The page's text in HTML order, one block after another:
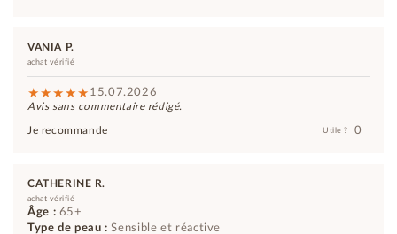
VANIA P.
achat vérifié
15.07.2026
Avis sans commentaire rédigé.
Je recommande Utile ? 0
CATHERINE R.
achat vérifié
Âge : 65+
Type de peau : Sensible et réactive